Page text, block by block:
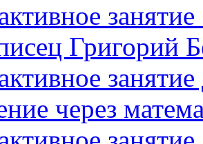
Григорий
через